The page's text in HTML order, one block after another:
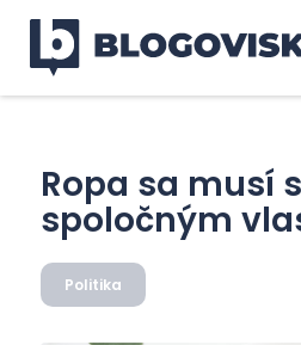
Ropa sa musí
spoločným
Politika